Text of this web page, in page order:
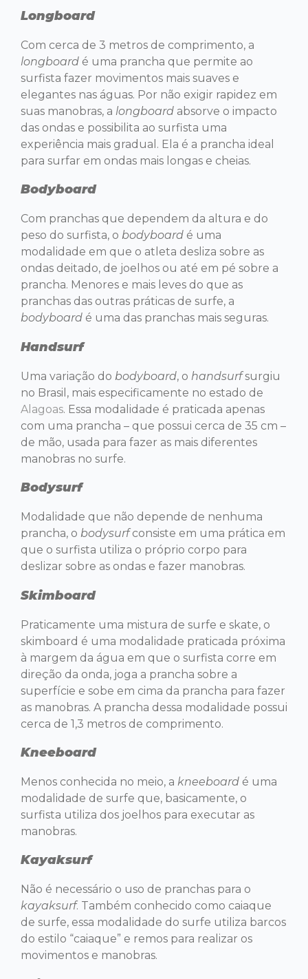
Longboard
Com cerca de 3 metros de comprimento, a
longboard é uma prancha que permite ao
surfista fazer movimentos mais suaves e
elegantes nas águas. Por não exigir rapidez em
suas manobras, a longboard absorve o impacto
das ondas e possibilita ao surfista uma
experiência mais gradual. Ela é a prancha ideal
para surfar em ondas mais longas e cheias.
Bodyboard
Com pranchas que dependem da altura e do
peso do surfista, o bodyboard é uma
modalidade em que o atleta desliza sobre as
ondas deitado, de joelhos ou até em pé sobre a
prancha. Menores e mais leves do que as
pranchas das outras práticas de surfe, a
bodyboard é uma das pranchas mais seguras.
Handsurf
Uma variação do bodyboard, o handsurfsurgiu
no Brasil, mais especificamente no estado de
Alagoas. Essa modalidade é praticada apenas
com uma prancha – que possui cerca de 35 cm –
de mão, usada para fazer as mais diferentes
manobras no surfe.
Bodysurf
Modalidade que não depende de nenhuma
prancha, o bodysurfconsiste em uma prática em
que o surfista utiliza o próprio corpo para
deslizar sobre as ondas e fazer manobras.
Skimboard
Praticamente uma mistura de surfe e skate, o
skimboard é uma modalidade praticada próxima
à margem da água em que o surfista corre em
direção da onda, joga a prancha sobre a
superfície e sobe em cima da prancha para fazer
as manobras. A prancha dessa modalidade possui
cerca de 1,3 metros de comprimento.
Kneeboard
Menos conhecida no meio, a kneeboard é uma
modalidade de surfe que, basicamente, o
surfista utiliza dos joelhos para executar as
manobras.
Kayaksurf
Não é necessário o uso de pranchas para o
kayaksurf. Também conhecido como caiaque
de surfe, essa modalidade do surfe utiliza barcos
do estilo “caiaque” e remos para realizar os
movimentos e manobras.